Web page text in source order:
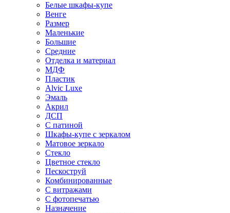
Белые шкафы-купе
Венге
Размер
Маленькие
Большие
Средние
Отделка и материал
МДФ
Пластик
Alvic Luxe
Эмаль
Акрил
ДСП
С патиной
Шкафы-купе с зеркалом
Матовое зеркало
Стекло
Цветное стекло
Пескоструй
Комбинированные
С витражами
С фотопечатью
Назначение